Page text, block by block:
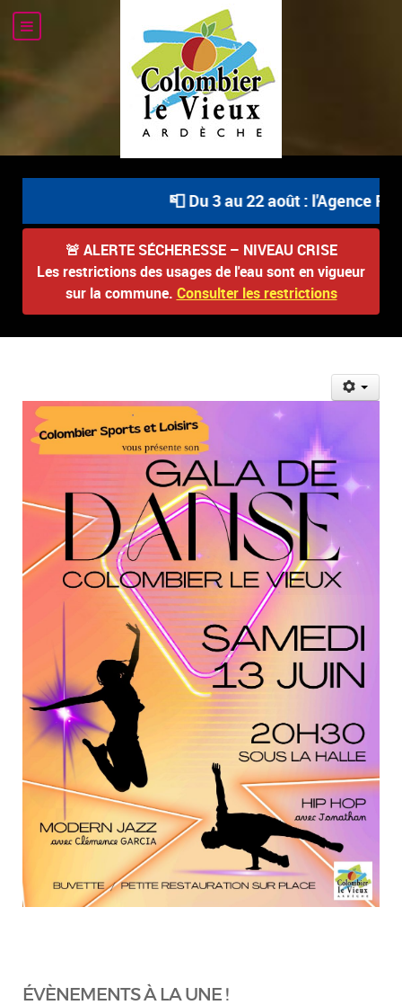
📮 Du 3 au 22 août : l'Agence
🚨 ALERTE SÉCHERESSE – NIVEAU CRISE
Les restrictions des usages de l'eau sont en vigueur
sur la commune. Consulter les restrictions
ÉVÈNEMENTS À LA UNE !